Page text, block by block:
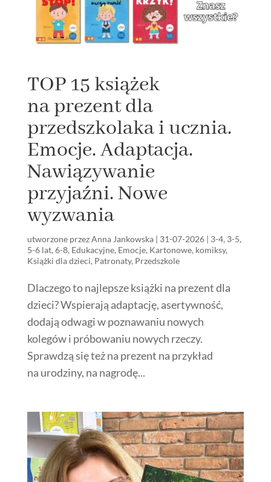
TOP 15 książek
na prezent dla
przedszkolaka i ucznia.
Emocje. Adaptacja.
Nawiązywanie
przyjaźni. Nowe
wyzwania
utworzone przezAnna Jankowska| 31-07-2026| 3-4, 3-5,
5-6 lat, 6-8, Edukacyjne, Emocje, Kartonowe, komiksy,
Książki dla dzieci, Patronaty, Przedszkole
Dlaczego to najlepsze książki na prezent dla
dzieci? Wspierają adaptację, asertywność,
dodają odwagi w poznawaniu nowych
kolegów i próbowaniu nowych rzeczy.
Sprawdzą się też na prezent na przykład
na urodziny, na nagrodę...